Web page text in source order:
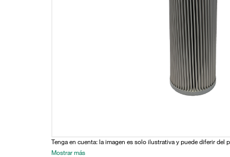
Tenga en cuenta: la imagen es solo ilustrativa y puede diferir del
Mostrar más